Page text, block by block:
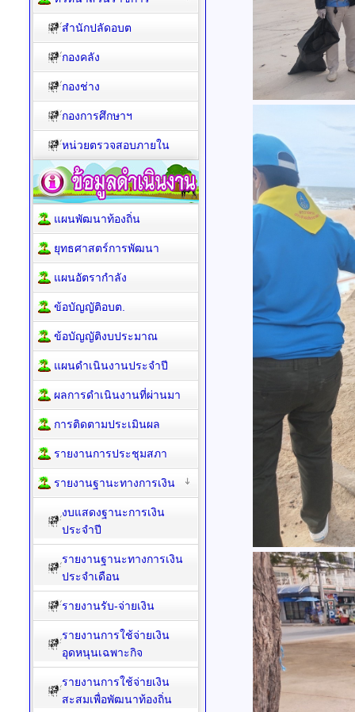
สำนักปลัดอบต
กองคลัง
กองช่าง
กองการศึกษาฯ
หน่วยตรวจสอบภายใน
แผนพัฒนาท้องถิ่น
ยุทธศาสตร์การพัฒนา
แผนอัตรากำลัง
ข้อบัญญัติอบต.
ข้อบัญญัติงบประมาณ
แผนดำเนินงานประจำปี
ผลการดำเนินงานที่ผ่านมา
การติดตามประเมินผล
รายงานการประชุมสภา
รายงานฐานะทางการเงิน
งบแสดงฐานะการเงิน
ประจำปี
รายงานฐานะทางการเงิน
ประจำเดือน
รายงานรับ-จ่ายเงิน
รายงานการใช้จ่ายเงิน
อุดหนุนเฉพาะกิจ
รายงานการใช้จ่ายเงิน
สะสมเพื่อพัฒนาท้องถิ่น